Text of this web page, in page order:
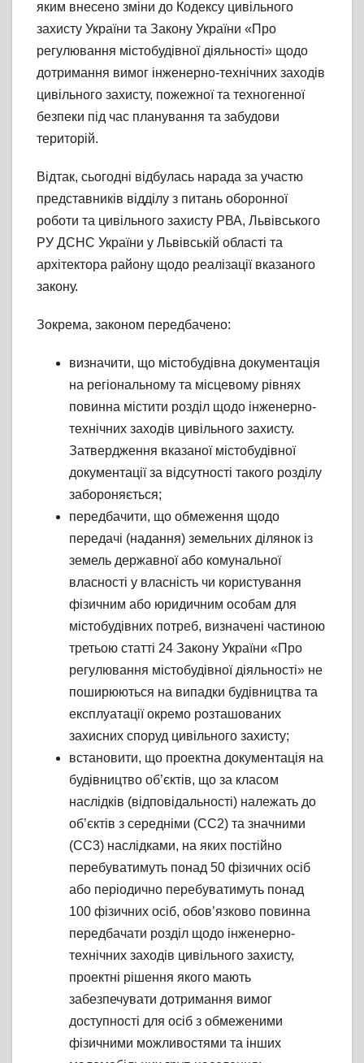
яким внесено зміни до Кодексу цивільного
захисту України та Закону України «Про
регулювання містобудівної діяльності» щодо
дотримання вимог інженерно-технічних заходів
цивільного захисту, пожежної та техногенної
безпеки під час планування та забудови
територій.
Відтак, сьогодні відбулась нарада за участю
представників відділу з питань оборонної
роботи та цивільного захисту РВА, Львівського
РУ ДСНС України у Львівській області та
архітектора району щодо реалізації вказаного
закону.
Зокрема, законом передбачено:
визначити, що містобудівна документація
на регіональному та місцевому рівнях
повинна містити розділ щодо інженерно-
технічних заходів цивільного захисту.
Затвердження вказаної містобудівної
документації за відсутності такого розділу
забороняється;
передбачити, що обмеження щодо
передачі (надання) земельних ділянок із
земель державної або комунальної
власності у власність чи користування
фізичним або юридичним особам для
містобудівних потреб, визначені частиною
третьою статті 24 Закону України «Про
регулювання містобудівної діяльності» не
поширюються на випадки будівництва та
експлуатації окремо розташованих
захисних споруд цивільного захисту;
встановити, що проектна документація на
будівництво об’єктів, що за класом
наслідків (відповідальності) належать до
об’єктів з середніми (СС2) та значними
(СС3) наслідками, на яких постійно
перебуватимуть понад 50 фізичних осіб
або періодично перебуватимуть понад
100 фізичних осіб, обов’язково повинна
передбачати розділ щодо інженерно-
технічних заходів цивільного захисту,
проектні рішення якого мають
забезпечувати дотримання вимог
доступності для осіб з обмеженими
фізичними можливостями та інших